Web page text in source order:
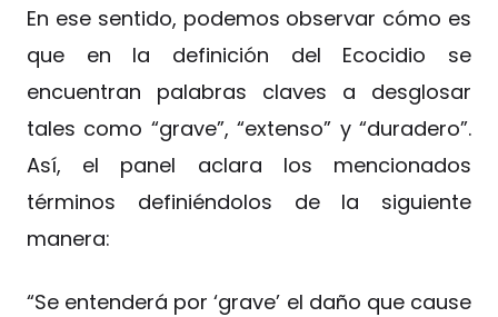
En ese sentido, podemos observar cómo es
que en la definición del Ecocidio se
encuentran palabras claves a desglosar
tales como “grave”, “extenso” y “duradero”.
Así, el panel aclara los mencionados
términos definiéndolos de la siguiente
manera:
“Se entenderá por ‘grave’ el daño que cause